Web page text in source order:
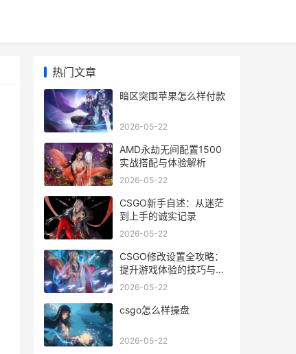
热门文章
暗区突围苹果怎么样付款
2026-05-22
AMD永劫无间配置1500
实战搭配与体验解析
2026-05-22
CSGO新手自述：从迷茫
到上手的诚实记录
2026-05-22
CSGO修改设置全攻略：
提升游戏体验的技巧与技
巧
2026-05-22
csgo怎么样操盘
2026-05-22